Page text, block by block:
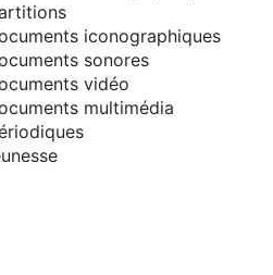
iconographiques
sonores
vidéo
multimédia